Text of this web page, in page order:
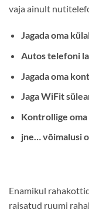
vaja ainult
Jagada oma
Autos telefoni
Jagada oma
Jaga WiFit
Kontrollige
jne… võimalusi
Enamikul
raisatud ruumi